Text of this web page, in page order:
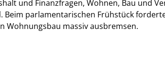
und Finanzfragen, Wohnen, Bau und
parlamentarischen Frühstück
Wohnungsbau massiv ausbremsen.